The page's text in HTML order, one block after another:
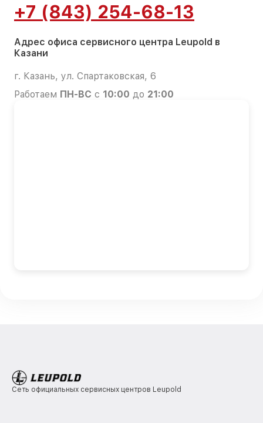
+7 (843) 254-68-13
Адрес офиса сервисного центра Leupold в
Казани
г. Казань, ул. Спартаковская, 6
Работаем ПН-ВС с 10:00 до 21:00
Сеть официальных сервисных центров Leupold